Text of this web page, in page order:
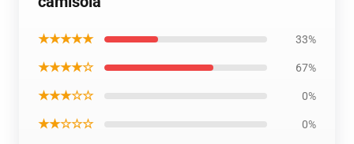
★★★★★ 33%
★★★★☆ 67%
★★★☆☆ 0%
★★☆☆☆ 0%